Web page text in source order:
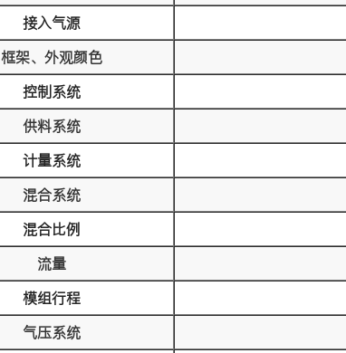
接入气源
框架、外观颜色
控制系统
供料系统
计量系统
混合系统
混合比例
流量
模组行程
气压系统